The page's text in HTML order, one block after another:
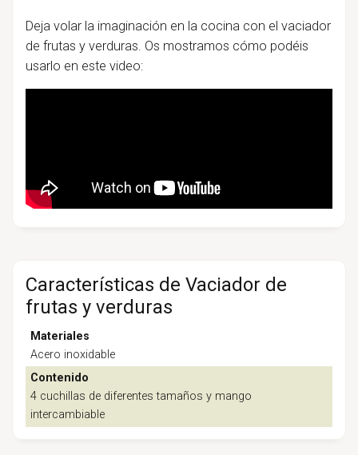
Deja volar la imaginación en la cocina con el vaciador
de frutas y verduras. Os mostramos cómo podéis
usarlo en este video:
Características de Vaciador de
frutas y verduras
Materiales
Acero inoxidable
Contenido
4 cuchillas de diferentes tamaños y mango
intercambiable